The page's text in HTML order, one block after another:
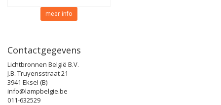
meer info
Contactgegevens
Lichtbronnen België B.V.
J.B. Truyensstraat 21
3941 Eksel (B)
info@lampbelgie.be
011-632529